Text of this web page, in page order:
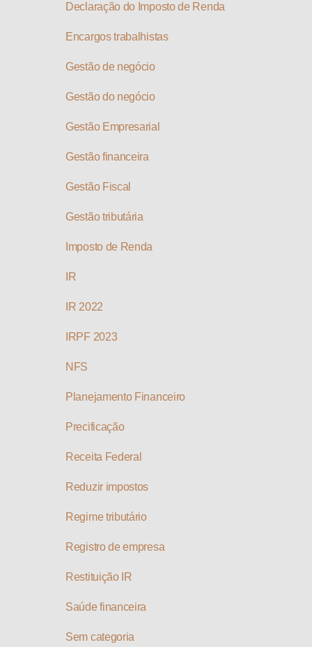
Declaração do Imposto de Renda
Encargos trabalhistas
Gestão de negócio
Gestão do negócio
Gestão Empresarial
Gestão financeira
Gestão Fiscal
Gestão tributária
Imposto de Renda
IR
IR 2022
IRPF 2023
NFS
Planejamento Financeiro
Precificação
Receita Federal
Reduzir impostos
Regime tributário
Registro de empresa
Restituição IR
Saúde financeira
Sem categoria